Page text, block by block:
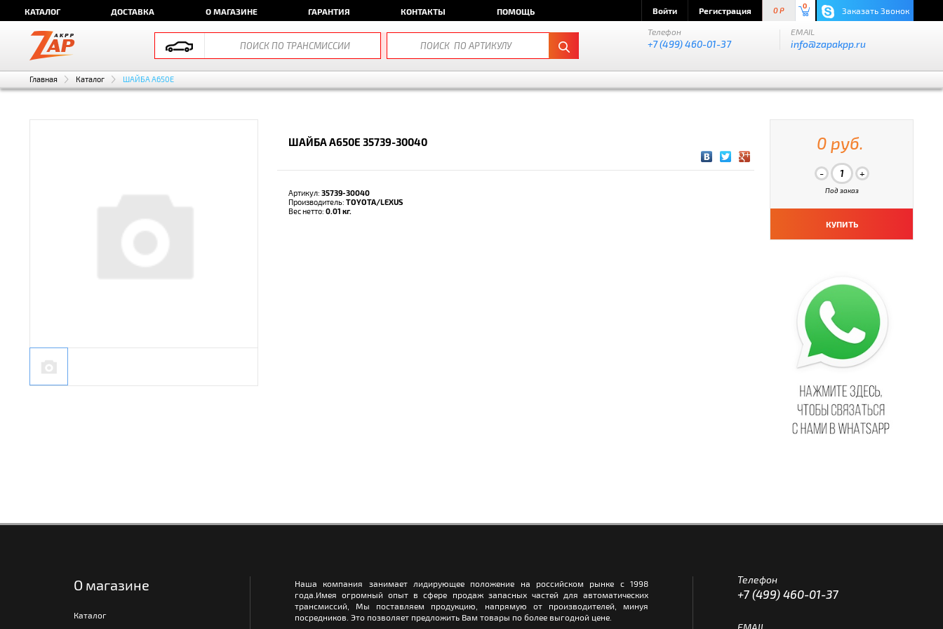
КАТАЛОГ ДОСТАВКА О МАГАЗИНЕ ГАРАНТИЯ КОНТАКТЫ ПОМОЩЬ Войти Регистрация 0 P
0 Заказать Звонок
Телефон
+7 (499) 460-01-37
EMAIL
info@zapakpp.ru
Главная Каталог ШАЙБА A650E
ШАЙБА A650E 35739-30040
Артикул: 35739-30040
Производитель: TOYOTA/LEXUS
Вес нетто: 0.01 кг.
0 руб.
Под заказ
КУПИТЬ
О магазине
Каталог
Наша компания занимает лидирующее положение на российском рынке с 1998
года.Имея огромный опыт в сфере продаж запасных частей для автоматических
трансмиссий, Мы поставляем продукцию, напрямую от производителей, минуя
посредников. Это позволяет предложить Вам товары по более выгодной цене.
Телефон
+7 (499) 460-01-37